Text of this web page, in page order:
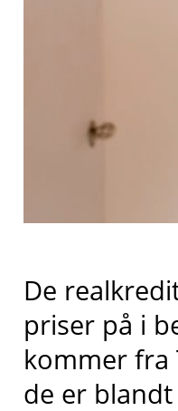
De
priser på i
kommer fra
de er